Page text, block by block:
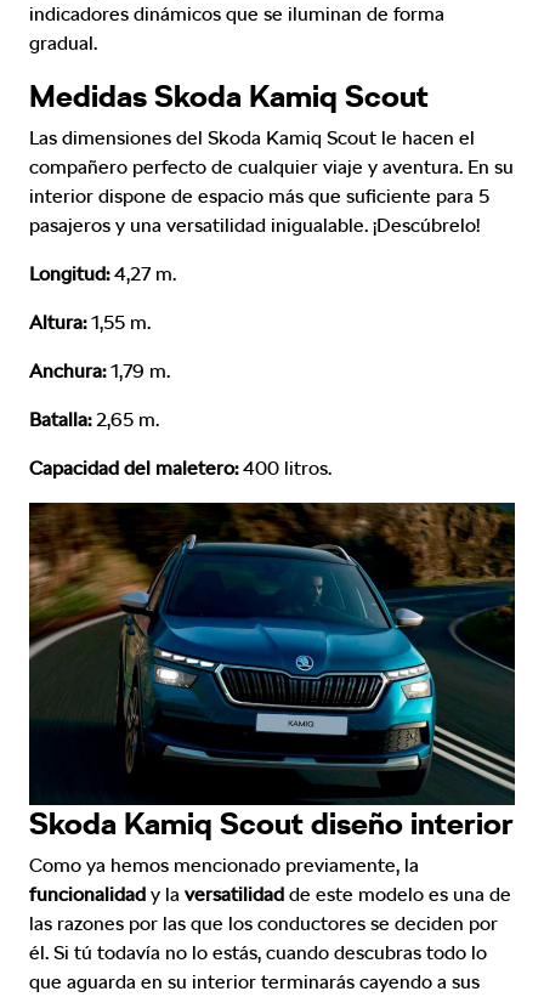
indicadores dinámicos que se iluminan de forma
gradual.
Medidas Skoda Kamiq Scout
Las dimensiones del Skoda Kamiq Scout le hacen el
compañero perfecto de cualquier viaje y aventura. En su
interior dispone de espacio más que suficiente para 5
pasajeros y una versatilidad inigualable. ¡Descúbrelo!
Longitud:4,27 m.
Altura:1,55 m.
Anchura:1,79 m.
Batalla:2,65 m.
Capacidad del maletero:400 litros.
Skoda Kamiq Scout diseño interior
Como ya hemos mencionado previamente, la
funcionalidad y la versatilidad de este modelo es una de
las razones por las que los conductores se deciden por
él. Si tú todavía no lo estás, cuando descubras todo lo
que aguarda en su interior terminarás cayendo a sus